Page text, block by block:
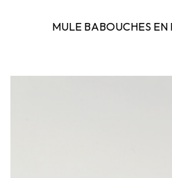
MULE BABOUCHES EN